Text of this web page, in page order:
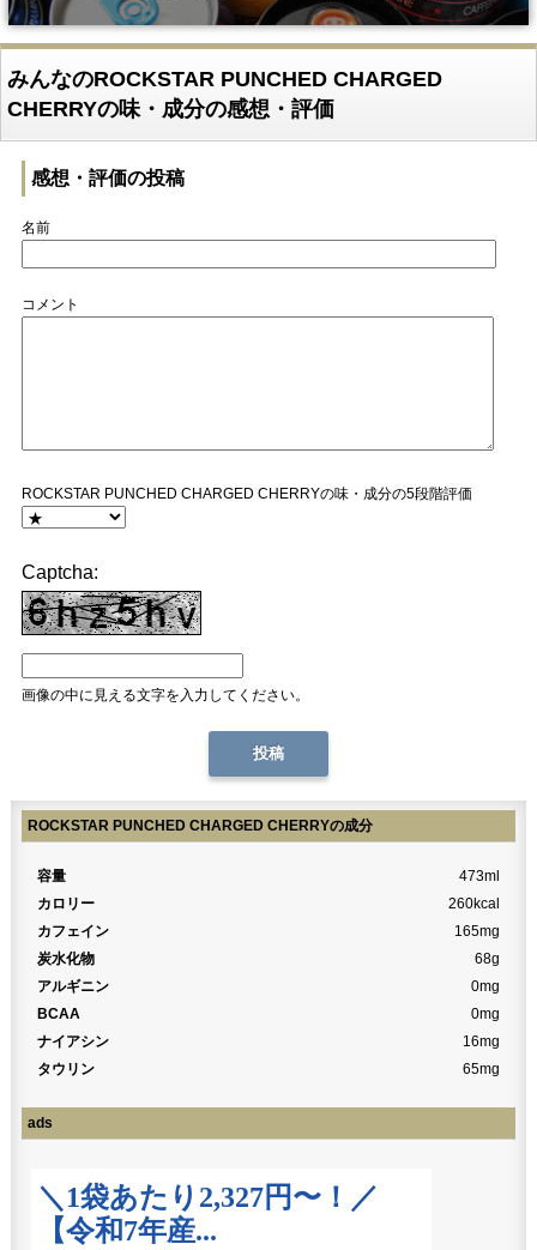
みんなのROCKSTAR PUNCHED CHARGED
CHERRYの味・成分の感想・評価
感想・評価の投稿
名前
コメント
ROCKSTAR PUNCHED CHARGED CHERRYの味・成分の5段階評価
Captcha:
画像の中に見える文字を入力してください。
ROCKSTAR PUNCHED CHARGED CHERRYの成分
容量
473ml
カロリー
260kcal
カフェイン
165mg
炭水化物
68g
アルギニン
0mg
BCAA
0mg
ナイアシン
16mg
タウリン
65mg
ads